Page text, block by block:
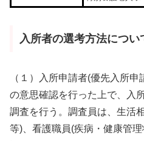
入所者の選考方法につい
（１）入所申請者(優先入所
の意思確認を行った上で、入
調査を行う。調査員は、生活
等)、看護職員(疾病・健康管